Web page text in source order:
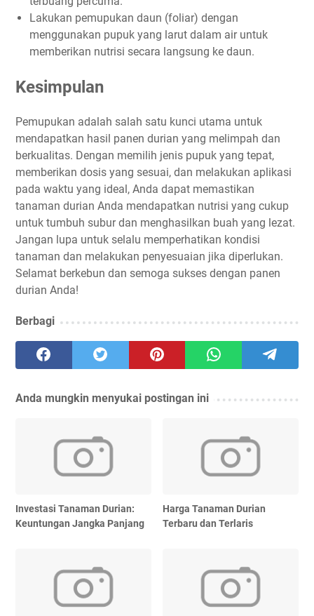
Lakukan pemupukan daun (foliar) dengan
menggunakan pupuk yang larut dalam air untuk
memberikan nutrisi secara langsung ke daun.
Kesimpulan
Pemupukan adalah salah satu kunci utama untuk
mendapatkan hasil panen durian yang melimpah dan
berkualitas. Dengan memilih jenis pupuk yang tepat,
memberikan dosis yang sesuai, dan melakukan aplikasi
pada waktu yang ideal, Anda dapat memastikan
tanaman durian Anda mendapatkan nutrisi yang cukup
untuk tumbuh subur dan menghasilkan buah yang lezat.
Jangan lupa untuk selalu memperhatikan kondisi
tanaman dan melakukan penyesuaian jika diperlukan.
Selamat berkebun dan semoga sukses dengan panen
durian Anda!
Berbagi
Anda mungkin menyukai postingan ini
Investasi Tanaman Durian:
Keuntungan Jangka Panjang
Harga Tanaman Durian
Terbaru dan Terlaris